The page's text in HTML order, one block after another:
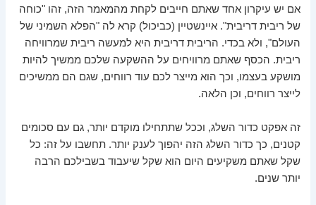
אם יש עיקרון אחד שאתם חייבים לקחת מהמאמר הזה, זהו "כוחה
של ריבית דריבית". איינשטיין (כביכול) קרא לה "הפלא השמיני של
העולם", ולא בכדי. הריבית דריבית היא למעשה ריבית שמרוויחה
ריבית. הכסף שאתם מרוויחים על ההשקעה שלכם ממשיך להיות
מושקע בעצמו, וכך הוא מייצר לכם עוד רווחים, שגם הם ממשיכים
לייצר רווחים, וכן הלאה.
זה אפקט כדור השלג, וככל שתתחילו מוקדם יותר, גם עם סכומים
קטנים, כך כדור השלג הזה יהפוך לענק יותר. תחשבו על זה: כל
שקל שאתם משקיעים היום הוא שקל שיעבוד בשבילכם הרבה
יותר שנים.